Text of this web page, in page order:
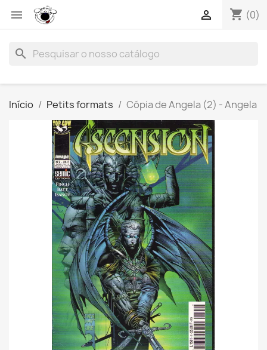
 shopping_cart (0)

search
Início Petits formats Cópia de Angela (2) - Angela